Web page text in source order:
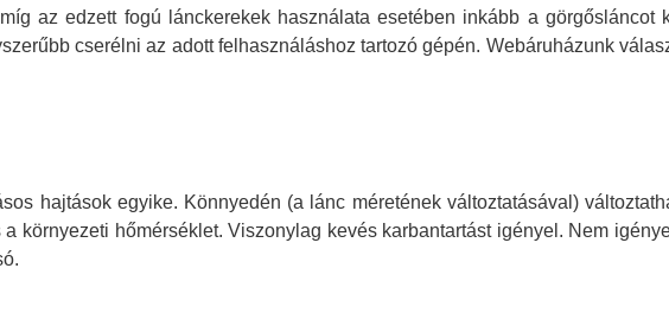
az edzett fogú lánckerekek használata esetében inkább a görgősláncot
cserélni az adott felhasználáshoz tartozó gépén. Webáruházunk
hajtások egyike. Könnyedén (a lánc méretének változtatásával)
környezeti hőmérséklet. Viszonylag kevés karbantartást igényel. Nem